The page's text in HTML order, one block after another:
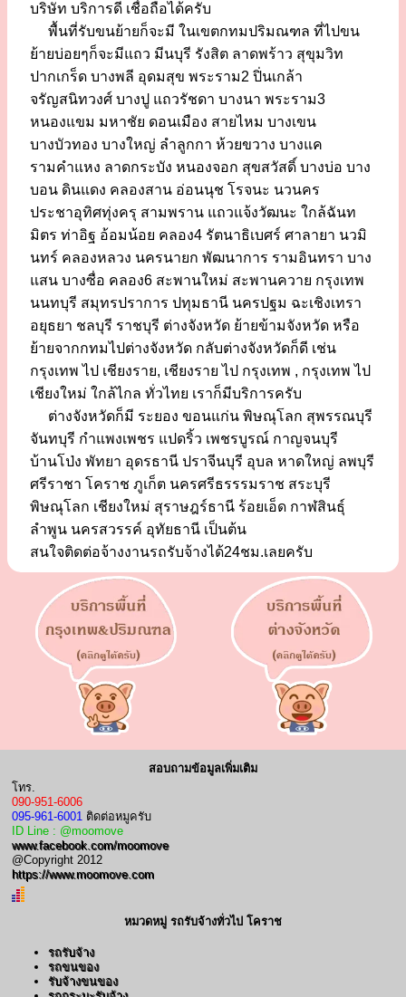
บริษัท บริการดี เชื่อถือได้ครับ
พื้นที่รับขนย้ายก็จะมี ในเขตกทมปริมณฑล ที่ไปขน
ย้ายบ่อยๆก็จะมีแถว มีนบุรี รังสิต ลาดพร้าว สุขุมวิท
ปากเกร็ด บางพลี อุดมสุข พระราม2 ปิ่นเกล้า
จรัญสนิทวงศ์ บางปู แถวรัชดา บางนา พระราม3
หนองแขม มหาชัย ดอนเมือง สายไหม บางเขน
บางบัวทอง บางใหญ่ ลำลูกกา ห้วยขวาง บางแค
รามคำแหง ลาดกระบัง หนองจอก สุขสวัสดิ์ บางบ่อ บาง
บอน ดินแดง คลองสาน อ่อนนุช โรจนะ นวนคร
ประชาอุทิศทุ่งครุ สามพราน แถวแจ้งวัฒนะ ใกล้ฉันท
มิตร ท่าอิฐ อ้อมน้อย คลอง4 รัตนาธิเบศร์ ศาลายา นวมิ
นทร์ คลองหลวง นครนายก พัฒนาการ รามอินทรา บาง
แสน บางซื่อ คลอง6 สะพานใหม่ สะพานควาย กรุงเทพ
นนทบุรี สมุทรปราการ ปทุมธานี นครปฐม ฉะเชิงเทรา
อยุธยา ชลบุรี ราชบุรี ต่างจังหวัด ย้ายข้ามจังหวัด หรือ
ย้ายจากกทมไปต่างจังหวัด กลับต่างจังหวัดก็ดี เช่น
กรุงเทพ ไป เชียงราย, เชียงราย ไป กรุงเทพ , กรุงเทพ ไป
เชียงใหม่ ใกล้ไกล ทั่วไทย เราก็มีบริการครับ
ต่างจังหวัดก็มี ระยอง ขอนแก่น พิษณุโลก สุพรรณบุรี
จันทบุรี กำแพงเพชร แปดริ้ว เพชรบูรณ์ กาญจนบุรี
บ้านโป่ง พัทยา อุดรธานี ปราจีนบุรี อุบล หาดใหญ่ ลพบุรี
ศรีราชา โคราช ภูเก็ต นครศรีธรรรมราช สระบุรี
พิษณุโลก เชียงใหม่ สุราษฎร์ธานี ร้อยเอ็ด กาฬสินธุ์
ลำพูน นครสวรรค์ อุทัยธานี เป็นต้น
สนใจติดต่อจ้างงานรถรับจ้างได้24ชม.เลยครับ
สอบถามข้อมูลเพิ่มเติม
โทร.
090-951-6006
095-961-6001 ติดต่อหมูครับ
ID Line : @moomove
www.facebook.com/moomove
@Copyright 2012
https://www.moomove.com
หมวดหมู่ รถรับจ้างทั่วไป โคราช
รถรับจ้าง
รถขนของ
รับจ้างขนของ